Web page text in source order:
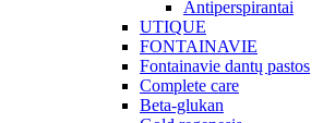
Antiperspirantai
UTIQUE
FONTAINAVIE
Fontainavie dantų pastos
Complete care
Beta-glukan